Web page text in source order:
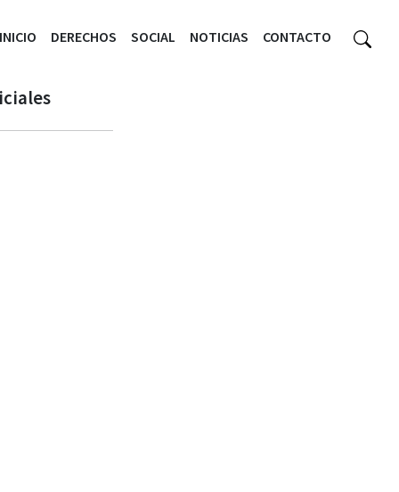
INICIO DERECHOS SOCIAL NOTICIAS CONTACTO